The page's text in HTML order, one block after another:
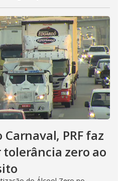
PRF faz
zero ao